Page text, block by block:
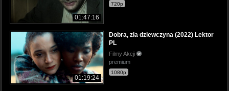
01:47:16
720p
01:19:24
Dobra, zła dziewczyna (2022) Lektor
PL
Filmy Akcji
premium
1080p